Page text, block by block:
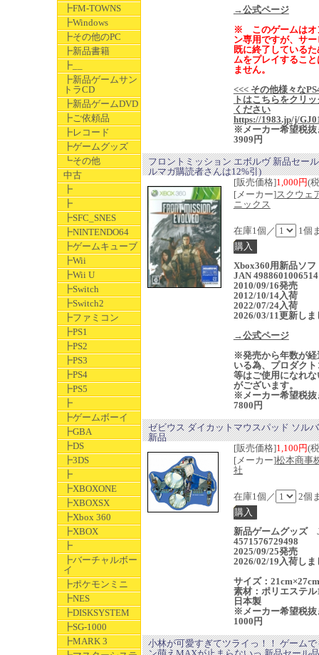
┣FM-TOWNS
┣Windows
┣その他のPC
┣新品書籍
┣__
┣新品ゲームサン
トラCD
┣新品ゲームDVD
┣ご依頼品
┣レコード
┣ゲームグッズ
┗その他
中古
┣
┣
┣SFC_SNES
┣NINTENDO64
┣ゲームキューブ
┣Wii
┣Wii U
┣Switch
┣Switch2
┣ファミコン
┣PS1
┣PS2
┣PS3
┣PS4
┣PS5
┣
┣ゲームボーイ
┣GBA
┣DS
┣3DS
┣
┣XBOXONE
┣XBOXSX
┣Xbox 360
┣XBOX
┣
┣バーチャルボー
イ
┣ポケモンミニ
┣NES
┣DISKSYSTEM
┣SG-1000
┣MARK 3
→公式ページ
※ このゲームはオ
ン専用ですが、サ
既に終了している
ムをプレイすること
ません。
<<< その他様々な
トはこちらをクリ
ください
https://1983.jp/j/
※メーカー希望税抜
3909円
フロントミッション エボルヴ 新品セー
ルマガ購読者さんは12%引)
[販売価格]1,000円(
[メーカー]スクウェ
ニックス
在庫1個／ 1個
Xbox360用新品ソ
JAN 4988601006514
2010/09/16発売
2012/10/14入荷
2022/07/24入荷
2026/03/11更新しま
→公式ページ
※発売から年数が経
いる為、プロダク
等はご使用になれな
がございます。
※メーカー希望税抜
7800円
ゼビウス ダイカットマウスパッド ソル
新品
[販売価格]1,100円(
[メーカー]松本商事
社
在庫1個／ 2個
新品ゲームグッズ
4571576729498
2025/09/25発売
2026/02/19入荷しま
サイズ：21cm×27cm
素材：ポリエステル
日本製
※メーカー希望税抜
1000円
小林が可愛すぎてツライっ！！ ゲーム